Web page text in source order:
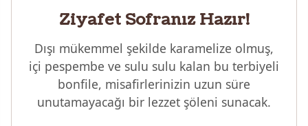
Ziyafet Sofranız Hazır!
Dışı mükemmel şekilde karamelize olmuş,
içi pespembe ve sulu sulu kalan bu terbiyeli
bonfile, misafirlerinizin uzun süre
unutamayacağı bir lezzet şöleni sunacak.